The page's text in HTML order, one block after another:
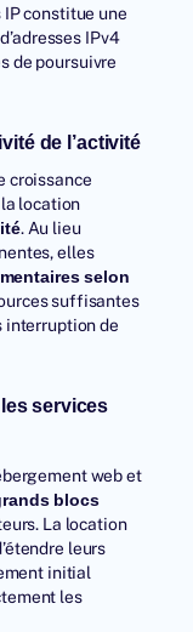
IP constitue une
IPv4
de poursuivre
de l’activité
croissance
location
. Au lieu
elles
selon
suffisantes
interruption de
services
web et
blocs
La location
leurs
initial
les